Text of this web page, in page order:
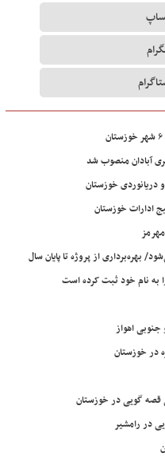
آبادان منصوب شد
دریانوردی خوزستان
ادارات خوزستان
بهره‌برداری از پروژه تا پایان سال
به نام خود ثبت کرده است
اهواز
قصه گویی در خوزستان
در رامشیر